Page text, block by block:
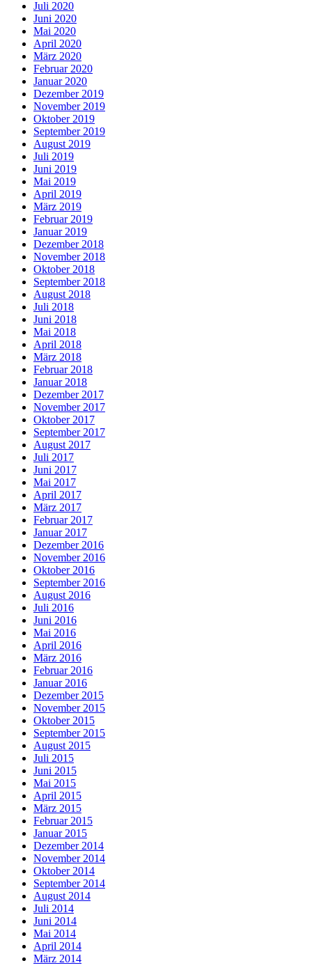
Juli 2020
Juni 2020
Mai 2020
April 2020
März 2020
Februar 2020
Januar 2020
Dezember 2019
November 2019
Oktober 2019
September 2019
August 2019
Juli 2019
Juni 2019
Mai 2019
April 2019
März 2019
Februar 2019
Januar 2019
Dezember 2018
November 2018
Oktober 2018
September 2018
August 2018
Juli 2018
Juni 2018
Mai 2018
April 2018
März 2018
Februar 2018
Januar 2018
Dezember 2017
November 2017
Oktober 2017
September 2017
August 2017
Juli 2017
Juni 2017
Mai 2017
April 2017
März 2017
Februar 2017
Januar 2017
Dezember 2016
November 2016
Oktober 2016
September 2016
August 2016
Juli 2016
Juni 2016
Mai 2016
April 2016
März 2016
Februar 2016
Januar 2016
Dezember 2015
November 2015
Oktober 2015
September 2015
August 2015
Juli 2015
Juni 2015
Mai 2015
April 2015
März 2015
Februar 2015
Januar 2015
Dezember 2014
November 2014
Oktober 2014
September 2014
August 2014
Juli 2014
Juni 2014
Mai 2014
April 2014
März 2014